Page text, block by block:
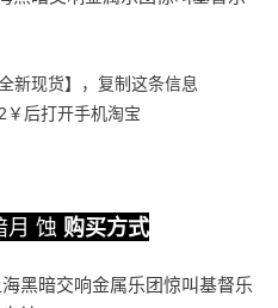
新现货】，复制这条信息
￥后打开手机淘宝
月 蚀 购买方式